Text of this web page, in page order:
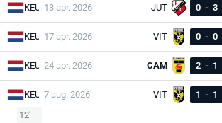
KEU 13 apr. 2026 JUT 0 - 3
KEU 17 apr. 2026 VIT 0 - 0
KEU 24 apr. 2026 CAM 2 - 1
KEU 7 aug. 2026 VIT 1 - 1
12'